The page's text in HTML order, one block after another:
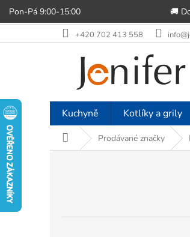
Pon-Pá 9:00-15:00 🚚
na
+420 702 413 558
Kuchyně Kotlíky a grily
Domů Prodávané značky